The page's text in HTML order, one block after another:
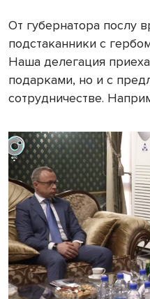
От губернатора послу
подстаканники с
Наша делегация
подарками, но и с
сотрудничестве.